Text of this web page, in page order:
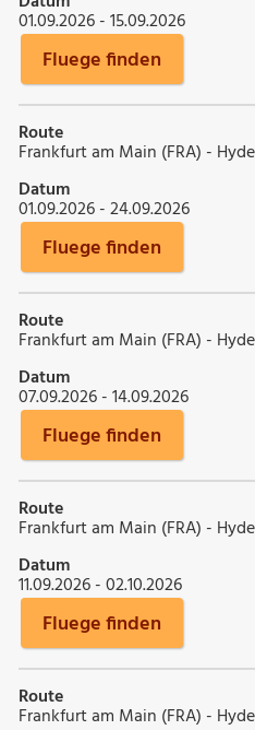
01.09.2026 - 15.09.2026
Fluege finden
Route
Frankfurt am Main (FRA) -
Datum
01.09.2026 - 24.09.2026
Fluege finden
Route
Frankfurt am Main (FRA) -
Datum
07.09.2026 - 14.09.2026
Fluege finden
Route
Frankfurt am Main (FRA) -
Datum
11.09.2026 - 02.10.2026
Fluege finden
Route
Frankfurt am Main (FRA) -